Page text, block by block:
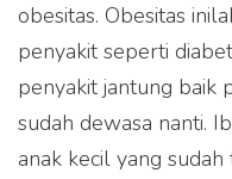
obesitas. Obesitas
penyakit seperti
penyakit jantung baik
sudah dewasa nanti.
anak kecil yang